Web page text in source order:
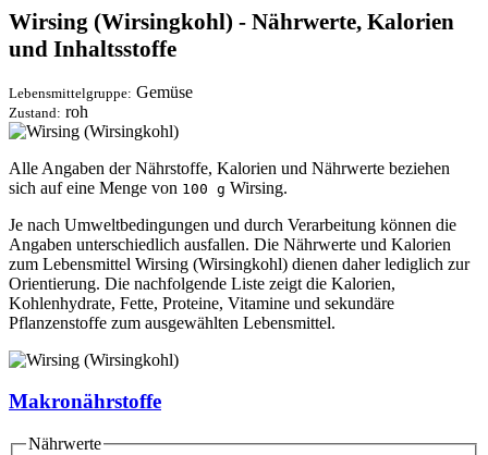
Wirsing (Wirsingkohl) - Nährwerte, Kalorien
und Inhaltsstoffe
Lebensmittelgruppe: Gemüse
Zustand: roh
Alle Angaben der Nährstoffe, Kalorien und Nährwerte beziehen
sich auf eine Menge von 100 g Wirsing.
Je nach Umweltbedingungen und durch Verarbeitung können die
Angaben unterschiedlich ausfallen. Die Nährwerte und Kalorien
zum Lebensmittel Wirsing (Wirsingkohl) dienen daher lediglich zur
Orientierung. Die nachfolgende Liste zeigt die Kalorien,
Kohlenhydrate, Fette, Proteine, Vitamine und sekundäre
Pflanzenstoffe zum ausgewählten Lebensmittel.
Makronährstoffe
Nährwerte